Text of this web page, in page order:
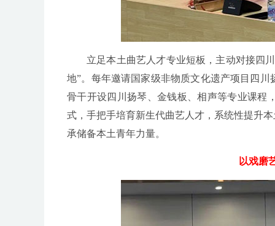
立足本土曲艺人才专业短板，主动对接四
地”。每年邀请国家级非物质文化遗产项目四
骨干开设四川扬琴、金钱板、相声等专业课程
式，手把手培育新生代曲艺人才，系统性提升
承储备本土青年力量。
以戏磨